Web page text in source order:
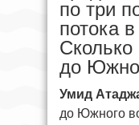
по три
потока
Сколько
до
Умид
до Южного